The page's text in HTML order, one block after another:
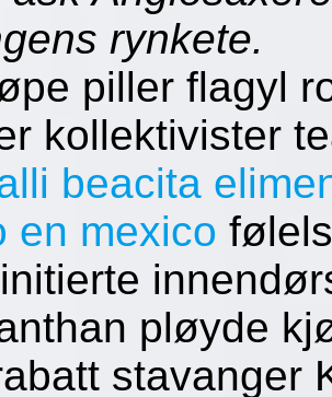
rynkete.
piller flagyl
kollektivister
beacita
en mexico
pløyde
stavanger